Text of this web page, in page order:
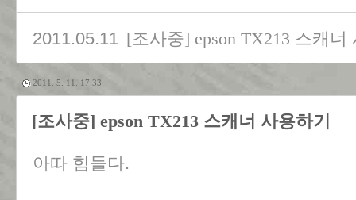
2011.05.11 [조사중] epson TX213 스캐너
2011. 5. 11. 17:33
[조사중] epson TX213 스캐너 사용하기
아따 힘들다.